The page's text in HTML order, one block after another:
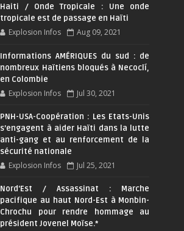
Haiti / Onde Tropicale : Une onde
tropicale est de passage en Haïti
Explosion Infos Aug 09, 2021
Informations AMÉRIQUES du sud : de
nombreux Haïtiens bloqués à Necoclí,
en Colombie
Explosion Infos Jul 30, 2021
PNH-USA-Coopération : Les Etats-Unis
s’engagent à aider Haïti dans la lutte
anti-gang et au renforcement de la
sécurité nationale
Explosion Infos Jul 25, 2021
Nord'Est / Assassinat : Marche
pacifique au haut Nord-Est à Monbin-
Chrochu pour rendre hommage au
président Jovenel Moïse.*